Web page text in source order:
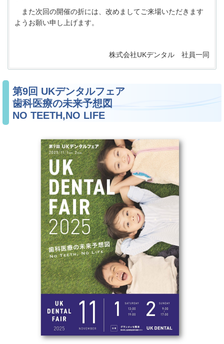
また次回の開催の折には、改めましてご来場いただきます
ようお願い申し上げます。
株式会社UKデンタル 社員一同
第9回 UKデンタルフェア
歯科医療の未来予想図
NO TEETH,NO LIFE